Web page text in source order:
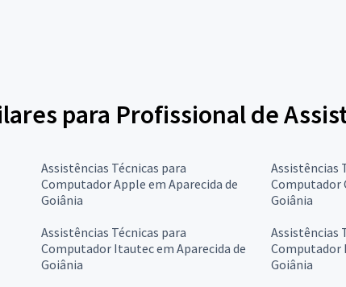
para Profissional de
Assistências Técnicas para
Computador Apple em Aparecida de
Goiânia
Assistências
Computador
Goiânia
Assistências Técnicas para
Computador Itautec em Aparecida de
Goiânia
Assistências
Computador
Goiânia